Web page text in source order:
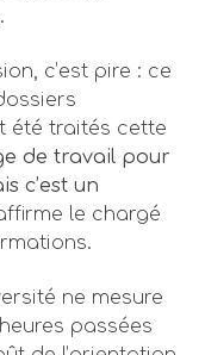
c’est pire : ce
été traités cette
de travail pour
c’est un
le chargé
ne mesure
passées